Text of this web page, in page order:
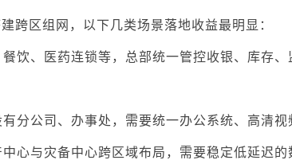
跨区组网，以下几类场景落地收益最明显：
餐饮、医药连锁等，总部统一管控收银、库存
有分公司、办事处，需要统一办公系统、高清视
中心与灾备中心跨区域布局，需要稳定低延迟